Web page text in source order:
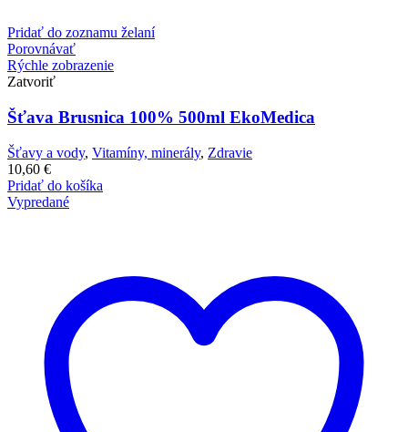
Pridať do zoznamu želaní
Porovnávať
Rýchle zobrazenie
Zatvoriť
Šťava Brusnica 100% 500ml EkoMedica
Šťavy a vody, Vitamíny, minerály, Zdravie
10,60 €
Pridať do košíka
Vypredané